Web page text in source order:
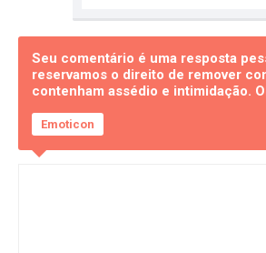
Seu comentário é uma resposta
reservamos o direito de remover
contenham assédio e intimidação.
Emoticon